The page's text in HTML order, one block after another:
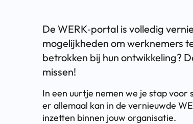
De WERK‑portal is volledig
mogelijkheden om werknemers
betrokken bij hun ontwikkeling?
missen!
In een uurtje nemen we je stap
er allemaal kan in de vernieuwde
inzetten binnen jouw organisatie.